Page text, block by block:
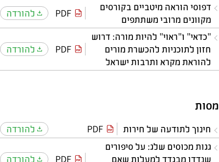
דפוסי הוראה מיטביים בקורסים
מקוונים מרובי משתתפים
PDF
להורדה
"כדאי" ו"ראוי" להיות מורה: דרוש
חזון לתוכניות להכשרת מורים
להוראת מקרא ותרבות ישראל
PDF להורדה
מסות
חינוך לתודעה של חירות PDF
להורדה
גגות מכוסים שלג: על סיפורים
שנדדו מבגדד למעלות שאם
PDF להורדה